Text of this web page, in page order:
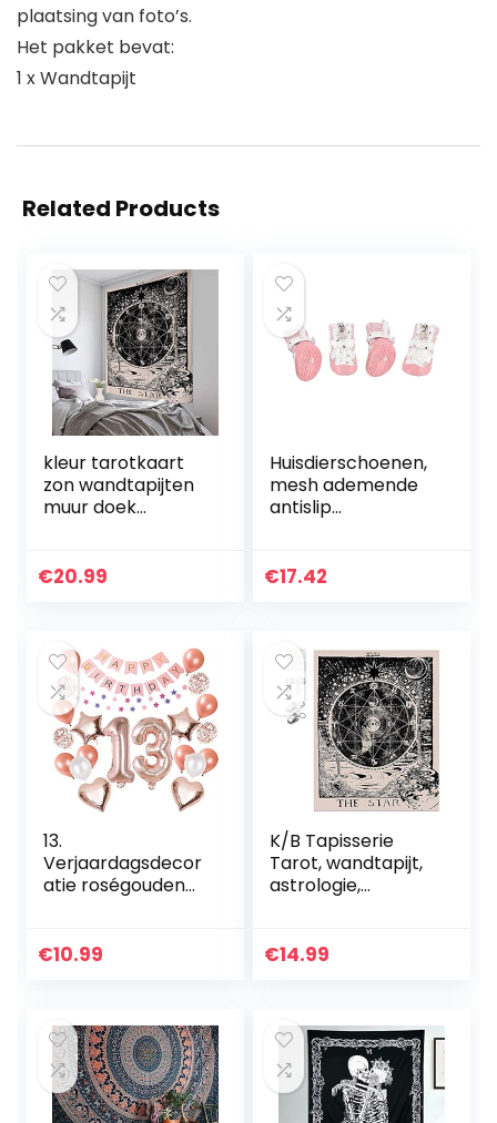
plaatsing van foto’s.
Het pakket bevat:
1 x Wandtapijt
Related Products
kleur tarotkaart
zon wandtapijten
muur doek
doek achtergrond
€20.99
Huisdierschoenen,
mesh ademende
antislip
polyester roze en
€17.42
13.
Verjaardagsdecor
atie roségouden
jongen Happy
€10.99
K/B Tapisserie
Tarot, wandtapijt,
astrologie,
wandtapijt,
€14.99